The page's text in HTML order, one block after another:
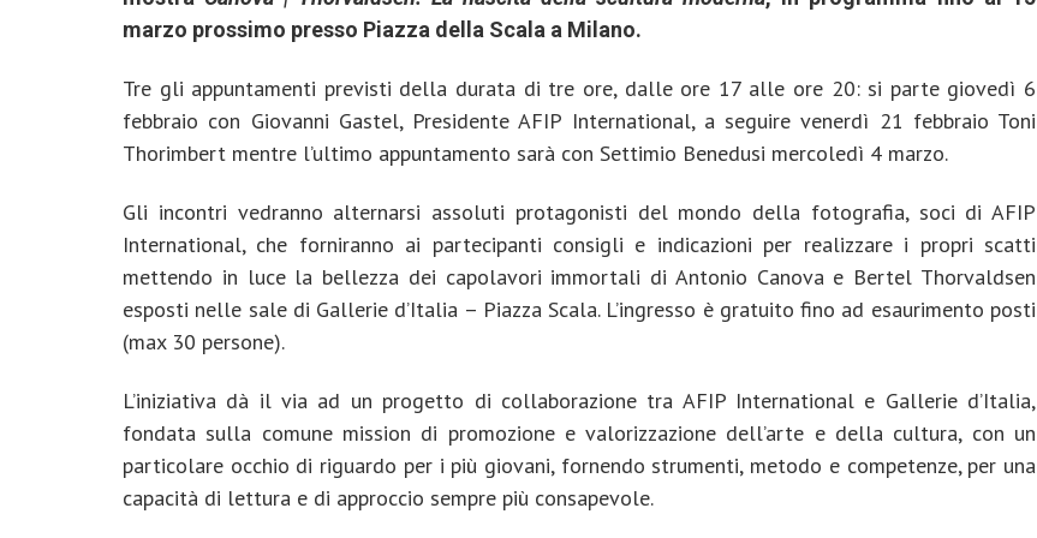
marzo prossimo presso Piazza della Scala a Milano.
Tre gli appuntamenti previsti della durata di tre ore, dalle ore 17 alle ore 20: si parte giovedì 6
febbraio con Giovanni Gastel, Presidente AFIP International, a seguire venerdì 21 febbraio Toni
Thorimbert mentre l’ultimo appuntamento sarà con Settimio Benedusi mercoledì 4 marzo.
Gli incontri vedranno alternarsi assoluti protagonisti del mondo della fotografia, soci di AFIP
International, che forniranno ai partecipanti consigli e indicazioni per realizzare i propri scatti
mettendo in luce la bellezza dei capolavori immortali di Antonio Canova e Bertel Thorvaldsen
esposti nelle sale di Gallerie d’Italia – Piazza Scala. L’ingresso è gratuito fino ad esaurimento posti
(max 30 persone).
L’iniziativa dà il via ad un progetto di collaborazione tra AFIP International e Gallerie d’Italia,
fondata sulla comune mission di promozione e valorizzazione dell’arte e della cultura, con un
particolare occhio di riguardo per i più giovani, fornendo strumenti, metodo e competenze, per una
capacità di lettura e di approccio sempre più consapevole.